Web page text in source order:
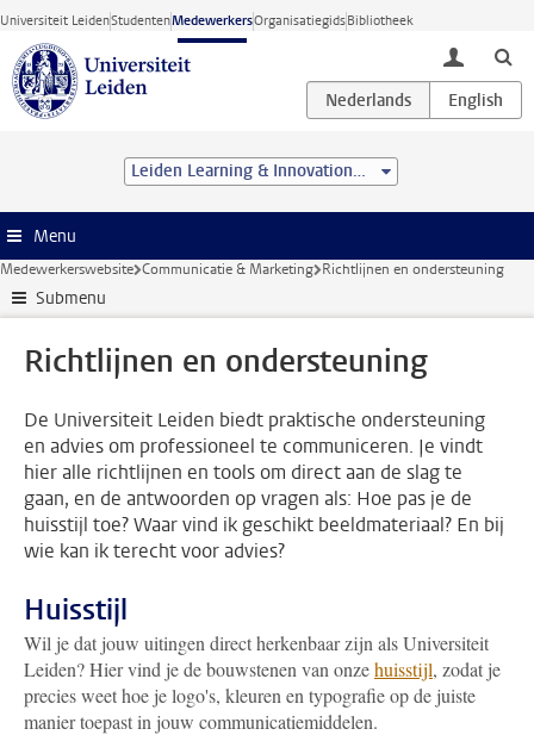
Ga direct naar de inhoud
Universiteit LeidenStudentenMedewerkersOrganisatiegidsBibliotheek
toggle
Leiden Learning & Innovation Centre
Menu
Medewerkerswebsite Communicatie & Marketing Richtlijnen en ondersteuning
Submenu
Richtlijnen en ondersteuning
De Universiteit Leiden biedt praktische ondersteuning
en advies om professioneel te communiceren. Je vindt
hier alle richtlijnen en tools om direct aan de slag te
gaan, en de antwoorden op vragen als: Hoe pas je de
huisstijl toe? Waar vind ik geschikt beeldmateriaal? En bij
wie kan ik terecht voor advies?
Huisstijl
Wil je dat jouw uitingen direct herkenbaar zijn als Universiteit
Leiden? Hier vind je de bouwstenen van onzehuisstijl, zodat je
precies weet hoe je logo's, kleuren en typografie op de juiste
manier toepast in jouw communicatiemiddelen.